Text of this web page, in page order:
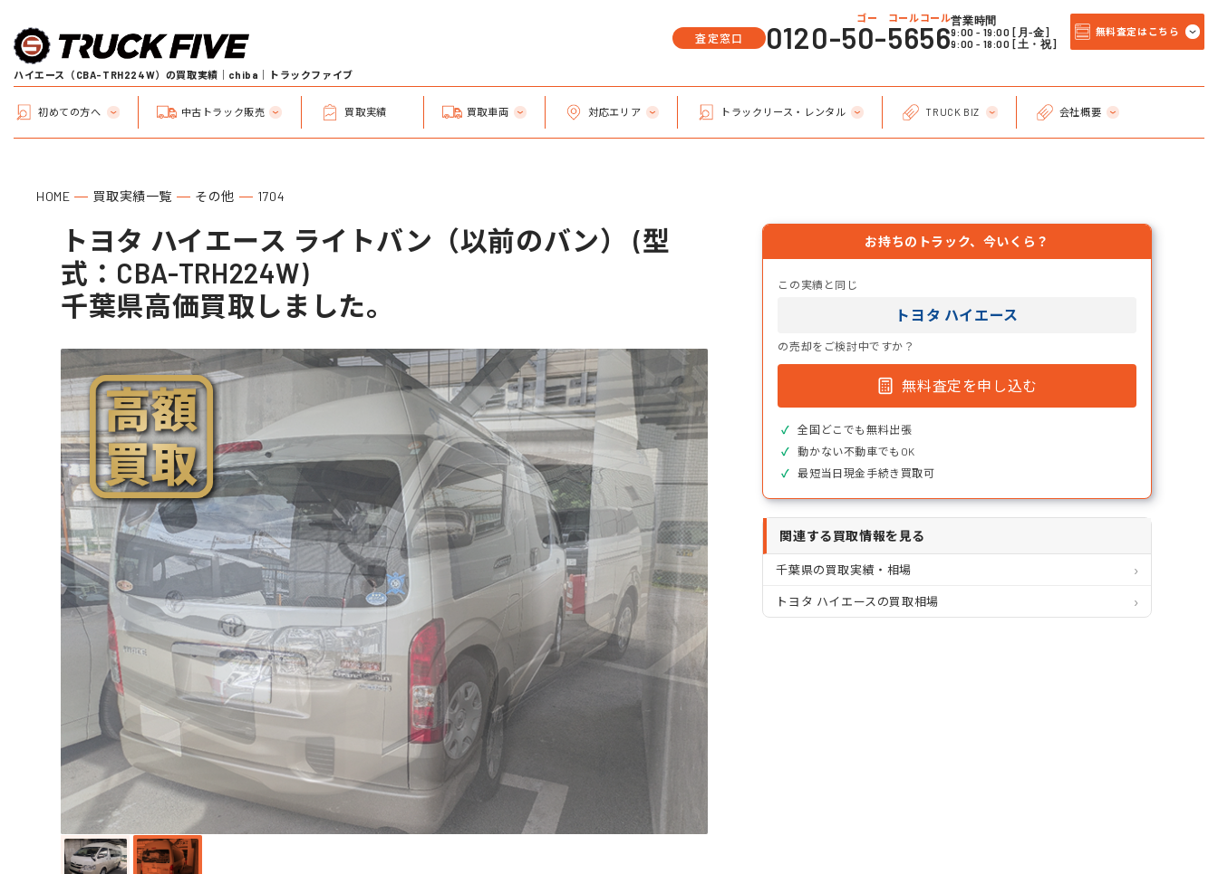
ハイエース（CBA-TRH224W）の買取実績｜chiba｜トラックファイブ
査定窓口
ゴー コールコール
0120-50-5656営業時間
9:00 - 19:00 [月-金]
9:00 - 18:00 [土・祝]
無料査定はこちら
初めての方へ 中古トラック販売 買取実績 買取車両 対応エリア トラックリース・レンタル TRUCK BIZ 会社概要
HOME 買取実績一覧 その他 1704
トヨタ ハイエース ライトバン（以前のバン） (型
式：CBA-TRH224W)
千葉県高価買取しました。
お持ちのトラック、今いくら？
この実績と同じ
トヨタ ハイエース
の売却をご検討中ですか？
無料査定を申し込む
全国どこでも無料出張
動かない不動車でもOK
最短当日現金手続き買取可
関連する買取情報を見る
千葉県の買取実績・相場
トヨタ ハイエースの買取相場